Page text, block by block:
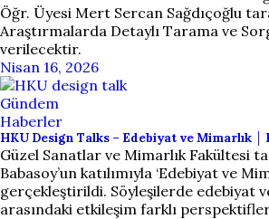
Öğr. Üyesi Mert Sercan Sağdıçoğlu
Araştırmalarda Detaylı Tarama ve
verilecektir.
Nisan 16, 2026
Gündem
Haberler
HKU Design Talks – Edebiyat ve Mimarlık │
Güzel Sanatlar ve Mimarlık Fakültesi
Babasoy’un katılımıyla ‘Edebiyat ve
gerçekleştirildi. Söyleşilerde edebiyat
arasındaki etkileşim farklı